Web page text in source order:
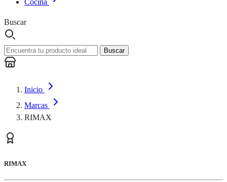
Cocina
Buscar
Buscar
Inicio
Marcas
RIMAX
RIMAX